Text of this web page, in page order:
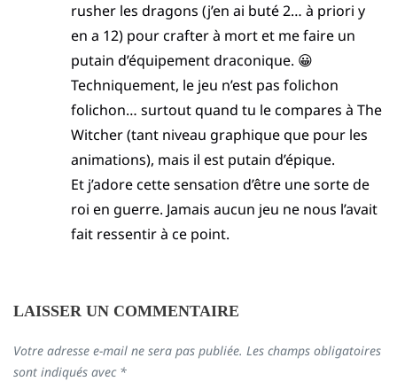
rusher les dragons (j’en ai buté 2… à priori y
en a 12) pour crafter à mort et me faire un
putain d’équipement draconique. 😀
Techniquement, le jeu n’est pas folichon
folichon… surtout quand tu le compares à The
Witcher (tant niveau graphique que pour les
animations), mais il est putain d’épique.
Et j’adore cette sensation d’être une sorte de
roi en guerre. Jamais aucun jeu ne nous l’avait
fait ressentir à ce point.
LAISSER UN COMMENTAIRE
Votre adresse e-mail ne sera pas publiée. Les champs obligatoires
sont indiqués avec *